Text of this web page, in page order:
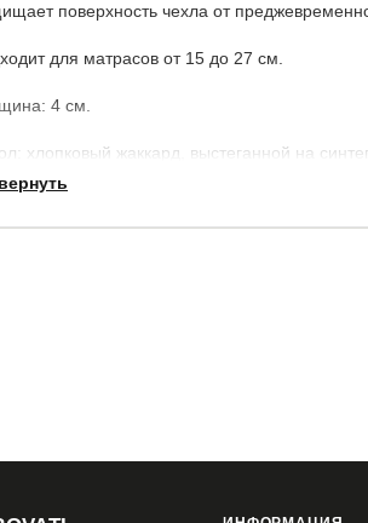
поверхность чехла от
для матрасов от 15 до 27 см.
4 см.
хлопковый жаккард, выстеганной на